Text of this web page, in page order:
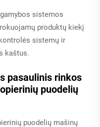
sistemos
produktų kiekį
sistemų ir
kaštus.
pasaulinis rinkos
puodelių
puodelių mašinų